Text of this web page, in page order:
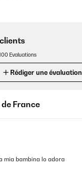
Evaluations
Rédiger une évaluation
France
mia bambina lo adora